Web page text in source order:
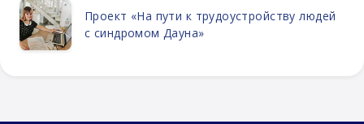
Проект «На пути к трудоустройству людей
с синдромом Дауна»